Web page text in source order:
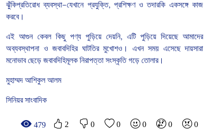
ঝুঁকিপ্রতিরোধ ব্যবস্থা—যেখানে প্রযুক্তি, প্রশিক্ষণ ও তদারকি একসঙ্গে কাজ
করবে।
এই আগুন কেবল কিছু পণ্য পুড়িয়ে দেয়নি, এটি পুড়িয়ে দিয়েছে আমাদের
অব্যবস্থাপনা ও জবাবদিহির ঘাটতির মুখোশও। এখন সময় এসেছে দায়সারা
মনোভাব ছেড়ে জবাবদিহিমূলক নিরাপত্তা সংস্কৃতি গড়ে তোলার।
মুহাম্মদ আশিকুল আলম
সিনিয়র সাংবাদিক
479 2 0 0 0 0 0